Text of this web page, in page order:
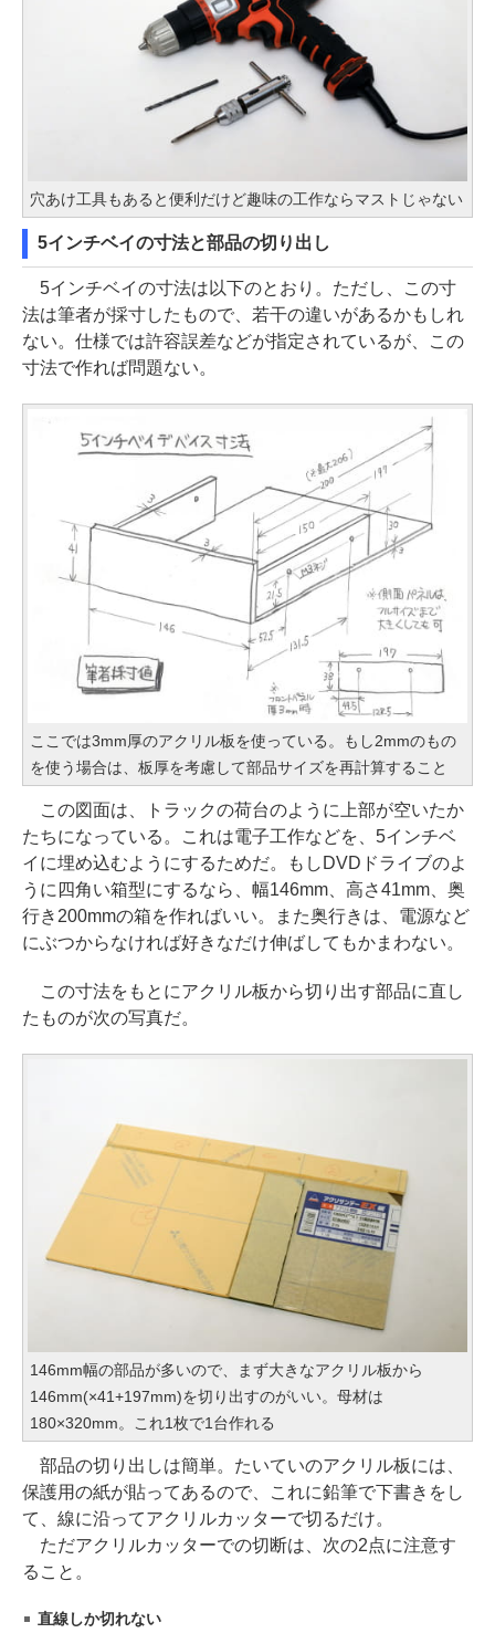
穴あけ工具もあると便利だけど趣味の工作ならマストじゃない
5インチベイの寸法と部品の切り出し
5インチベイの寸法は以下のとおり。ただし、この寸
法は筆者が採寸したもので、若干の違いがあるかもしれ
ない。仕様では許容誤差などが指定されているが、この
寸法で作れば問題ない。
ここでは3mm厚のアクリル板を使っている。もし2mmのもの
を使う場合は、板厚を考慮して部品サイズを再計算すること
この図面は、トラックの荷台のように上部が空いたか
たちになっている。これは電子工作などを、5インチベ
イに埋め込むようにするためだ。もしDVDドライブのよ
うに四角い箱型にするなら、幅146mm、高さ41mm、奥
行き200mmの箱を作ればいい。また奥行きは、電源など
にぶつからなければ好きなだけ伸ばしてもかまわない。
この寸法をもとにアクリル板から切り出す部品に直し
たものが次の写真だ。
146mm幅の部品が多いので、まず大きなアクリル板から
146mm(×41+197mm)を切り出すのがいい。母材は
180×320mm。これ1枚で1台作れる
部品の切り出しは簡単。たいていのアクリル板には、
保護用の紙が貼ってあるので、これに鉛筆で下書きをし
て、線に沿ってアクリルカッターで切るだけ。
ただアクリルカッターでの切断は、次の2点に注意す
ること。
直線しか切れない